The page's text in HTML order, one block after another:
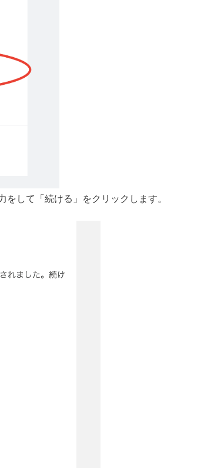
して「続ける」をクリックします。